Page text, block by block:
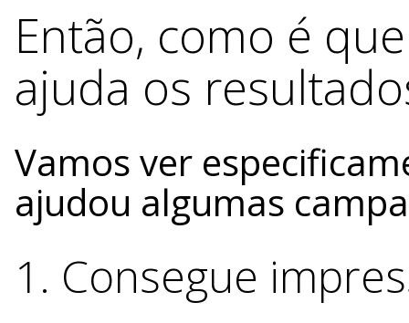
Então, como é
ajuda os
Vamos ver
ajudou algumas
1. Consegue